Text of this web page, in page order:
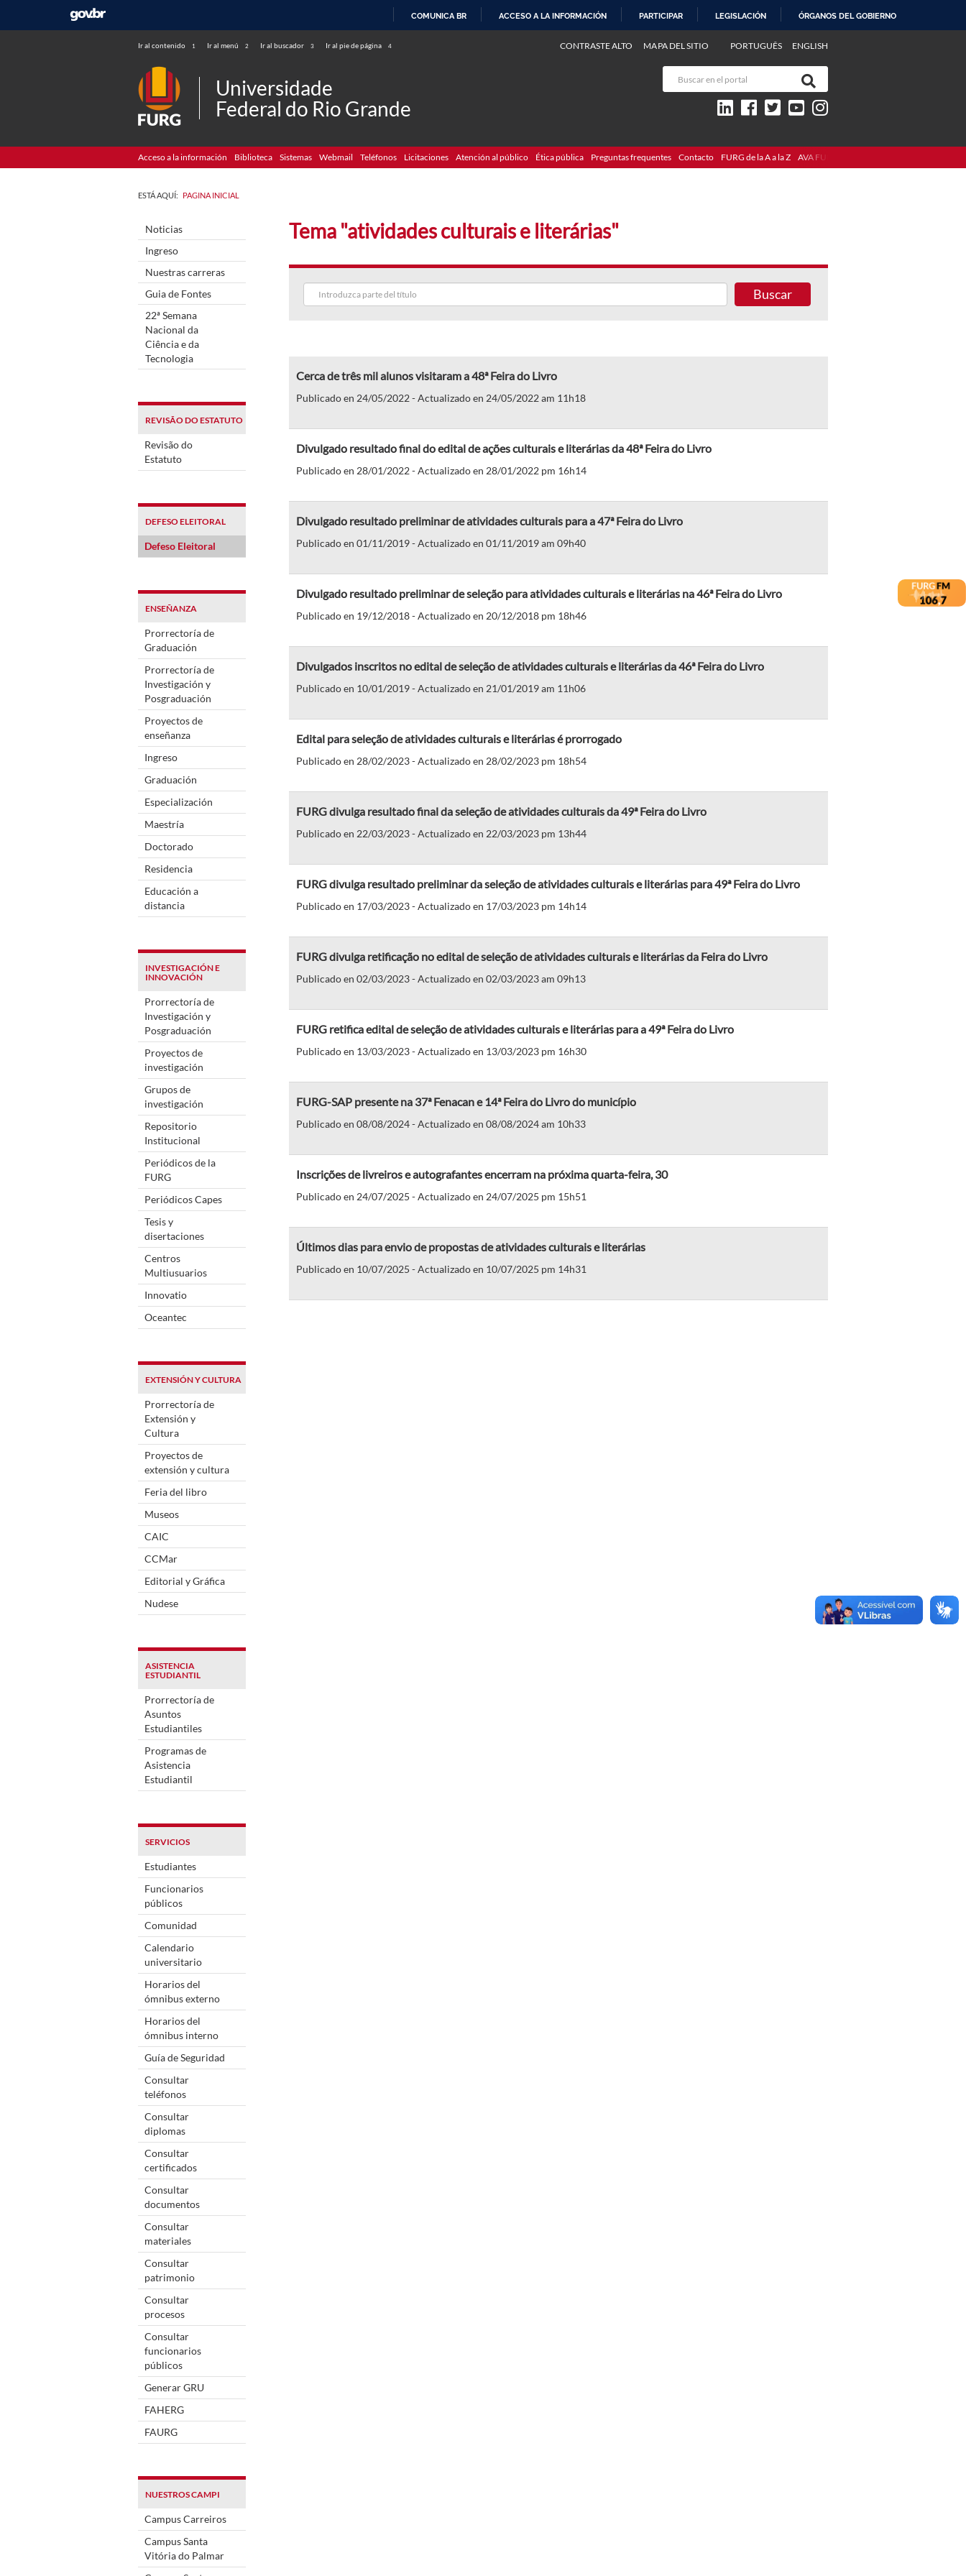
COMUNICA BR ACCESO A LA INFORMACIÓN PARTICIPAR LEGISLACIÓN ÓRGANOS DEL GOBIERNO
Ir al contenido 1 Ir al menú 2 Ir al buscador 3 Ir al pie de página 4 PORTUGUÊS ENGLISH
CONTRASTE ALTO MAPA DEL SITIO
Universidade
Federal do Rio Grande
Acceso a la información Biblioteca Sistemas Webmail Teléfonos Licitaciones Atención al público Ética pública Preguntas frequentes Contacto FURG de la A a la Z AVA FURG
ESTÁ AQUÍ: PAGINA INICIAL
Noticias
Ingreso
Nuestras carreras
Guia de Fontes
22ª Semana
Nacional da
Ciência e da
Tecnologia
REVISÃO DO ESTATUTO
Revisão do
Estatuto
DEFESO ELEITORAL
Defeso Eleitoral
ENSEÑANZA
Prorrectoría de
Graduación
Prorrectoría de
Investigación y
Posgraduación
Proyectos de
enseñanza
Ingreso
Graduación
Especialización
Maestría
Doctorado
Residencia
Educación a
distancia
INVESTIGACIÓN E
INNOVACIÓN
Prorrectoría de
Investigación y
Posgraduación
Proyectos de
investigación
Grupos de
investigación
Repositorio
Institucional
Periódicos de la
FURG
Periódicos Capes
Tesis y
disertaciones
Centros
Multiusuarios
Innovatio
Oceantec
EXTENSIÓN Y CULTURA
Prorrectoría de
Extensión y
Cultura
Proyectos de
extensión y cultura
Feria del libro
Museos
CAIC
CCMar
Editorial y Gráfica
Nudese
ASISTENCIA
ESTUDIANTIL
Prorrectoría de
Asuntos
Estudiantiles
Programas de
Asistencia
Estudiantil
SERVICIOS
Estudiantes
Funcionarios
públicos
Comunidad
Calendario
universitario
Horarios del
ómnibus externo
Horarios del
ómnibus interno
Guía de Seguridad
Consultar
teléfonos
Consultar
diplomas
Consultar
certificados
Consultar
documentos
Consultar
materiales
Consultar
patrimonio
Consultar
procesos
Consultar
funcionarios
públicos
Generar GRU
FAHERG
FAURG
NUESTROS CAMPI
Campus Carreiros
Campus Santa
Vitória do Palmar
Tema "atividades culturais e literárias"
Buscar
Cerca de três mil alunos visitaram a 48ª Feira do Livro
Publicado en 24/05/2022 - Actualizado en 24/05/2022 am 11h18
Divulgado resultado final do edital de ações culturais e literárias da 48ª Feira do Livro
Publicado en 28/01/2022 - Actualizado en 28/01/2022 pm 16h14
Divulgado resultado preliminar de atividades culturais para a 47ª Feira do Livro
Publicado en 01/11/2019 - Actualizado en 01/11/2019 am 09h40
Divulgado resultado preliminar de seleção para atividades culturais e literárias na 46ª Feira do Livro
Publicado en 19/12/2018 - Actualizado en 20/12/2018 pm 18h46
Divulgados inscritos no edital de seleção de atividades culturais e literárias da 46ª Feira do Livro
Publicado en 10/01/2019 - Actualizado en 21/01/2019 am 11h06
Edital para seleção de atividades culturais e literárias é prorrogado
Publicado en 28/02/2023 - Actualizado en 28/02/2023 pm 18h54
FURG divulga resultado final da seleção de atividades culturais da 49ª Feira do Livro
Publicado en 22/03/2023 - Actualizado en 22/03/2023 pm 13h44
FURG divulga resultado preliminar da seleção de atividades culturais e literárias para 49ª Feira do Livro
Publicado en 17/03/2023 - Actualizado en 17/03/2023 pm 14h14
FURG divulga retificação no edital de seleção de atividades culturais e literárias da Feira do Livro
Publicado en 02/03/2023 - Actualizado en 02/03/2023 am 09h13
FURG retifica edital de seleção de atividades culturais e literárias para a 49ª Feira do Livro
Publicado en 13/03/2023 - Actualizado en 13/03/2023 pm 16h30
FURG-SAP presente na 37ª Fenacan e 14ª Feira do Livro do município
Publicado en 08/08/2024 - Actualizado en 08/08/2024 am 10h33
Inscrições de livreiros e autografantes encerram na próxima quarta-feira, 30
Publicado en 24/07/2025 - Actualizado en 24/07/2025 pm 15h51
Últimos dias para envio de propostas de atividades culturais e literárias
Publicado en 10/07/2025 - Actualizado en 10/07/2025 pm 14h31